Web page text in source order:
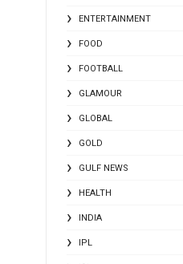
ENTERTAINMENT
FOOD
FOOTBALL
GLAMOUR
GLOBAL
GOLD
GULF NEWS
HEALTH
INDIA
IPL